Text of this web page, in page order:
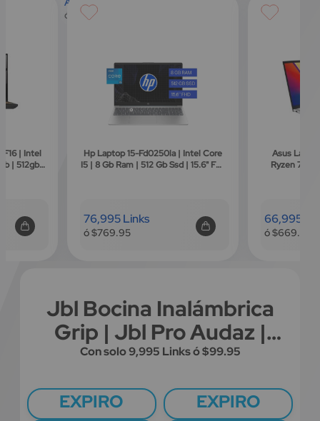
eó $449.95
Intel Core
| 15.6" Fhd
Asus Laptop Vivobook 15 | Amd
Ryzen 7-7730u | 8gb+8gb Ram|
66,995 Links
ó $669.95
Dell Laptop
Hd | Amd
49,995
ó $499.95
Jbl Bocina Inalámbrica
Grip | Jbl Pro Audaz |
Bluetooth | Reproduce
Con solo9,995 Links ó $99.95
EXPIRO
EXPIRO